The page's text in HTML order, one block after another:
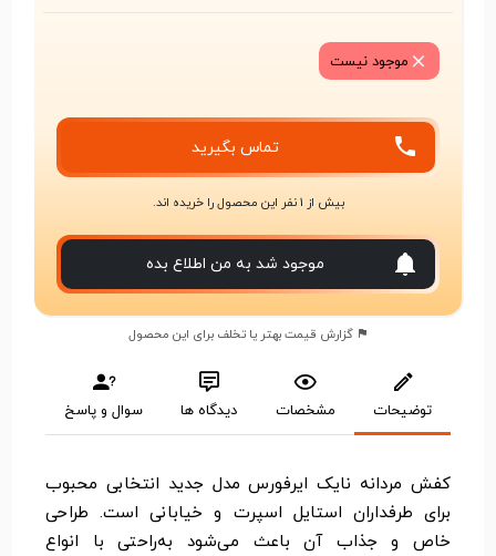
موجود نیست
تماس بگیرید
بیش از 1 نفر این محصول را خریده اند.
موجود شد به من اطلاع بده
گزارش قیمت بهتر یا تخلف برای این محصول
توضیحات مشخصات دیدگاه ها سوال و پاسخ
کفش مردانه نایک ایرفورس مدل جدید انتخابی محبوب
برای طرفداران استایل اسپرت و خیابانی است. طراحی
خاص و جذاب آن باعث می‌شود به‌راحتی با انواع